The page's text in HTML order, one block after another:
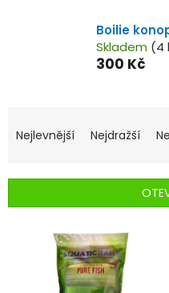
Boilie
Skladem (4
300 Kč
a
n
í
Nejlevnější Nejdražší